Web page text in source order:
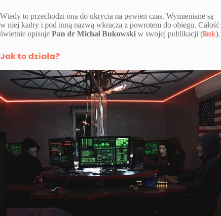
Wtedy to przechodzi ona do ukrycia na pewien czas. Wymieniane są
w niej kadry i pod inną nazwą wkracza z powrotem do obiegu. Całość
świetnie opisuje Pan dr Michał Bukowski w swojej publikacji (link).
Jak to działa?